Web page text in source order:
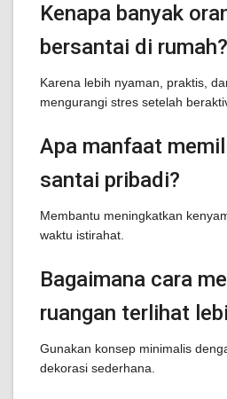
Kenapa banyak
bersantai di rumah?
Karena lebih nyaman, praktis,
mengurangi stres setelah
Apa manfaat
santai pribadi?
Membantu meningkatkan
waktu istirahat.
Bagaimana cara
ruangan terlihat
Gunakan konsep minimalis
dekorasi sederhana.